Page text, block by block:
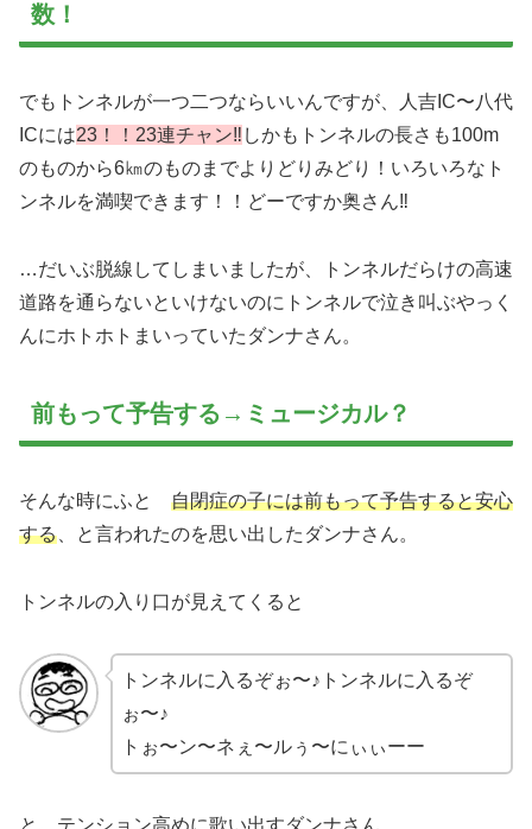
数！
でもトンネルが一つ二つならいいんですが、人吉IC〜八代
ICには23！！23連チャン‼︎ しかもトンネルの長さも100m
のものから6㎞のものまでよりどりみどり！いろいろなト
ンネルを満喫できます！！どーですか奥さん‼︎
…だいぶ脱線してしまいましたが、トンネルだらけの高速
道路を通らないといけないのにトンネルで泣き叫ぶやっく
んにホトホトまいっていたダンナさん。
前もって予告する→ミュージカル？
そんな時にふと 自閉症の子には前もって予告すると安心
する、と言われたのを思い出したダンナさん。
トンネルの入り口が見えてくると
トンネルに入るぞぉ〜♪トンネルに入るぞ
ぉ〜♪
トぉ〜ン〜ネぇ〜ルぅ〜にぃぃーー
と、テンション高めに歌い出すダンナさん